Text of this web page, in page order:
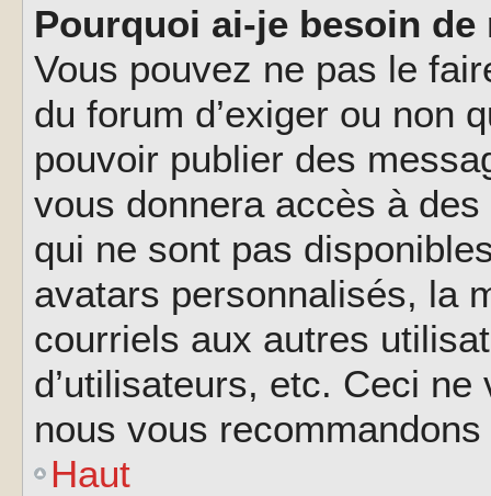
Pourquoi ai-je besoin
Vous pouvez ne pas le
du forum d’exiger ou non
pouvoir publier des
vous donnera accès à
qui ne sont pas
avatars personnalisés, la
courriels aux autres
d’utilisateurs, etc. Ceci
nous vous
Haut